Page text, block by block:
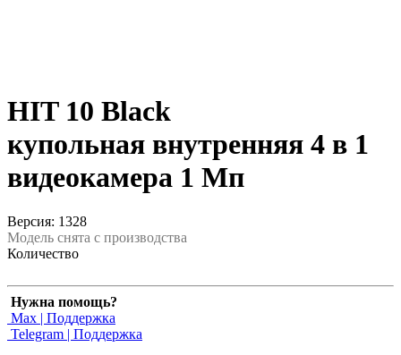
HIT 10 Black
купольная внутренняя 4 в 1
видеокамера 1 Мп
Версия: 1328
Модель снята с производства
Количество
Нужна помощь?
Max | Поддержка
Telegram | Поддержка